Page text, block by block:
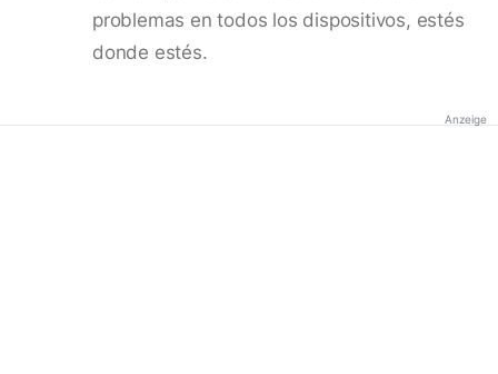
problemas en todos los dispositivos, estés
donde estés.
Anzeige